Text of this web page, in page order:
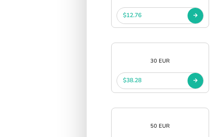
$12.76
30 EUR
$38.28
50 EUR